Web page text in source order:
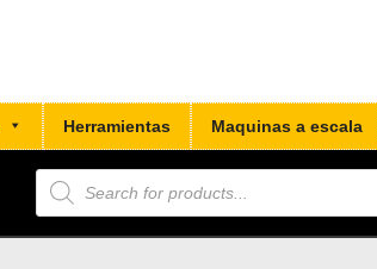
Herramientas Maquinas a escala
Búsqueda
de
productos